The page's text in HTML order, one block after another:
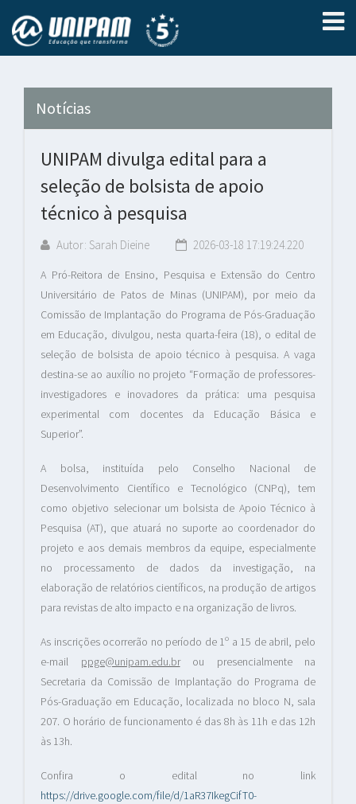
Notícias
UNIPAM divulga edital para a
seleção de bolsista de apoio
técnico à pesquisa
Autor: Sarah Dieine 2026-03-18 17:19:24.220
A Pró-Reitora de Ensino, Pesquisa e Extensão do Centro
Universitário de Patos de Minas (UNIPAM), por meio da
Comissão de Implantação do Programa de Pós-Graduação
em Educação, divulgou, nesta quarta-feira (18), o edital de
seleção de bolsista de apoio técnico à pesquisa. A vaga
destina-se ao auxílio no projeto “Formação de professores-
investigadores e inovadores da prática: uma pesquisa
experimental com docentes da Educação Básica e
Superior”.
A bolsa, instituída pelo Conselho Nacional de
Desenvolvimento Científico e Tecnológico (CNPq), tem
como objetivo selecionar um bolsista de Apoio Técnico à
Pesquisa (AT), que atuará no suporte ao coordenador do
projeto e aos demais membros da equipe, especialmente
no processamento de dados da investigação, na
elaboração de relatórios científicos, na produção de artigos
para revistas de alto impacto e na organização de livros.
As inscrições ocorrerão no período de 1º a 15 de abril, pelo
e-mail ppge@unipam.edu.brou presencialmente na
Secretaria da Comissão de Implantação do Programa de
Pós-Graduação em Educação, localizada no bloco N, sala
207. O horário de funcionamento é das 8h às 11h e das 12h
às 13h.
Confira o edital no link
https://drive.google.com/file/d/1aR37IkegCifT0-